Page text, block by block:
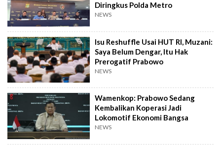
Diringkus Polda Metro
NEWS
Isu Reshuffle Usai HUT RI, Muzani:
Saya Belum Dengar, Itu Hak
Prerogatif Prabowo
NEWS
Wamenkop: Prabowo Sedang
Kembalikan Koperasi Jadi
Lokomotif Ekonomi Bangsa
NEWS